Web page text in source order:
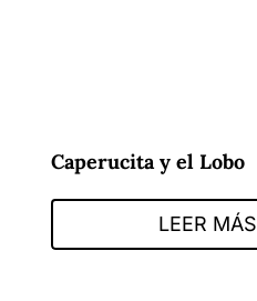
Caperucita y el Lobo
LEER MÁS